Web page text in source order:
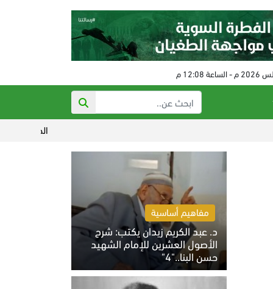
الحكم على مفتي النظام
مفاهيم أساسية
د. عبد الكريم زيدان يكتب: شرح
الأصول العشرين للإمام الشهيد
حسن البنا.."4"
الخميس 6 أغسطس 2026 10:27 ص